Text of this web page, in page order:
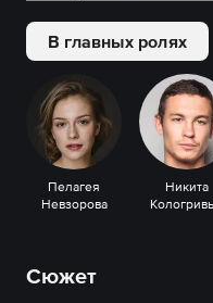
В главных ролях
Пелагея
Невзорова
Никита
Сюжет